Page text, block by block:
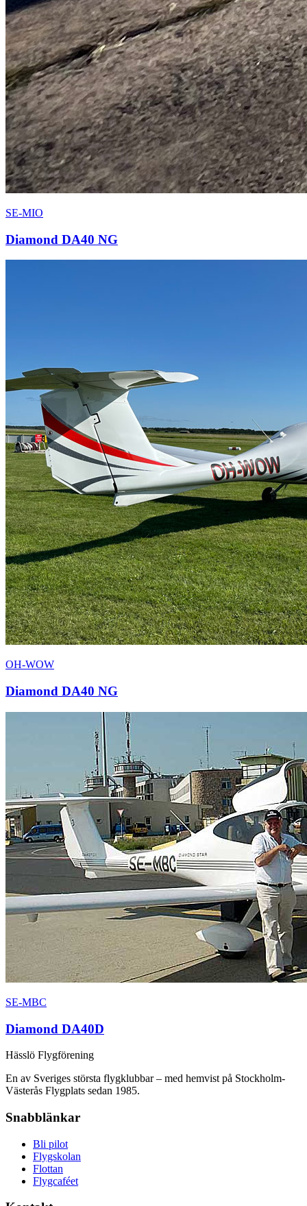
SE-MIO
Diamond DA40 NG
OH-WOW
Diamond DA40 NG
SE-MBC
Diamond DA40D
Hässlö Flygförening
En av Sveriges största flygklubbar – med hemvist på Stockholm-
Västerås Flygplats sedan 1985.
Snabblänkar
Bli pilot
Flygskolan
Flottan
Flygcaféet